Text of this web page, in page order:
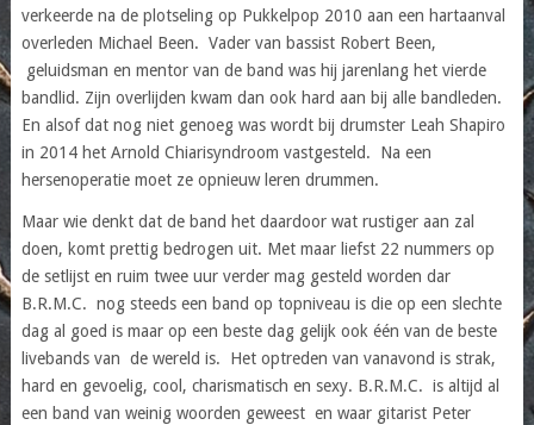
verkeerde na de plotseling op Pukkelpop 2010 aan een hartaanval
overleden Michael Been. Vader van bassist Robert Been,
geluidsman en mentor van de band was hij jarenlang het vierde
bandlid. Zijn overlijden kwam dan ook hard aan bij alle bandleden.
En alsof dat nog niet genoeg was wordt bij drumster Leah Shapiro
in 2014 het Arnold Chiarisyndroom vastgesteld. Na een
hersenoperatie moet ze opnieuw leren drummen.
Maar wie denkt dat de band het daardoor wat rustiger aan zal
doen, komt prettig bedrogen uit. Met maar liefst 22 nummers op
de setlijst en ruim twee uur verder mag gesteld worden dar
B.R.M.C. nog steeds een band op topniveau is die op een slechte
dag al goed is maar op een beste dag gelijk ook één van de beste
livebands van de wereld is. Het optreden van vanavond is strak,
hard en gevoelig, cool, charismatisch en sexy. B.R.M.C. is altijd al
een band van weinig woorden geweest en waar gitarist Peter